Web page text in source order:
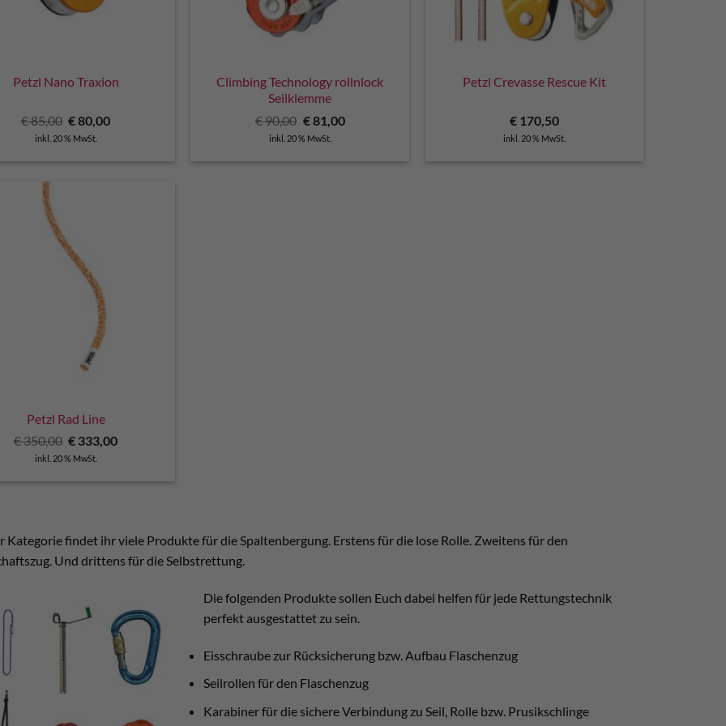
Petzl Nano Traxion
€85,00 Ursprünglicher
Preis
war:
€80,00Aktueller
inkl. 20 % MwSt.
Climbing Technology rollnlock
Seilklemme
€90,00 Ursprünglicher
Preis
war:
€81,00Aktueller
inkl. 20 % MwSt.
Petzl Crevasse Rescue Kit
€170,50
inkl. 20 % MwSt.
Petzl Rad Line
€350,00 Ursprünglicher
Preis
war:
€ 333,00Aktueller
inkl. 20 % MwSt.
Kategorie findet ihr viele Produkte für die Spaltenbergung. Erstens für die lose Rolle. Zweitens für den
Und drittens für die Selbstrettung.
Die folgenden Produkte sollen Euch dabei helfen für jede Rettungstechnik
perfekt ausgestattet zu sein.
Eisschraube zur Rücksicherung bzw. Aufbau Flaschenzug
Seilrollen für den Flaschenzug
Karabiner für die sichere Verbindung zu Seil, Rolle bzw. Prusikschlinge